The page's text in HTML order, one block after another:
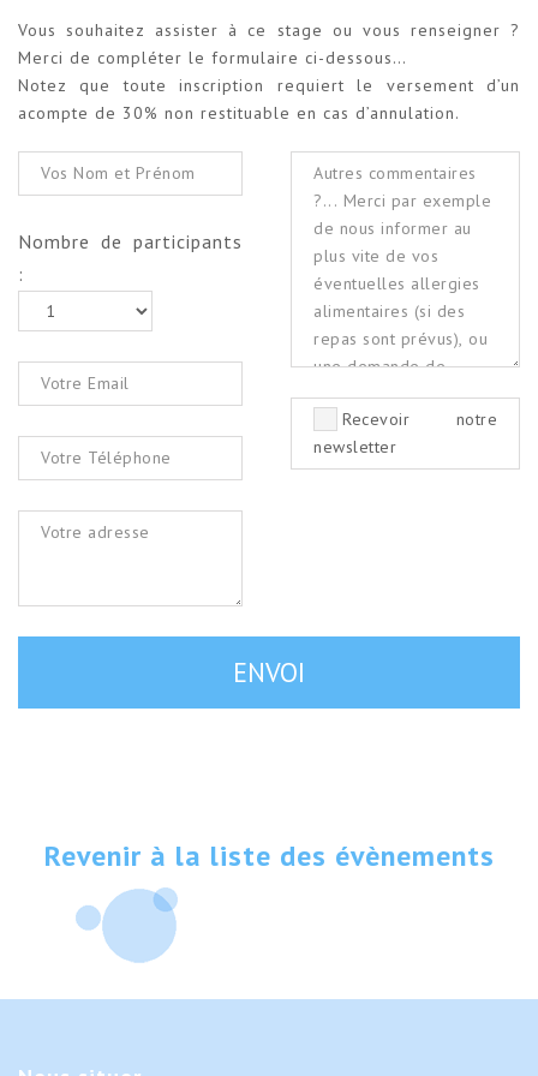
Vous souhaitez assister à ce stage ou vous renseigner ?
Merci de compléter le formulaire ci-dessous…
Notez que toute inscription requiert le versement d’un
acompte de 30% non restituable en cas d’annulation.
Nombre de participants
:
Recevoir notre
newsletter
Revenir à la liste des évènements